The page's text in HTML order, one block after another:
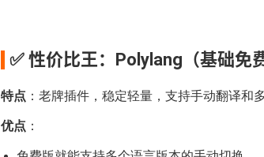
✅ 性价比王：Polylang（基础免
特点 ：老牌插件，稳定轻量，支持手动翻译和
优点 ：